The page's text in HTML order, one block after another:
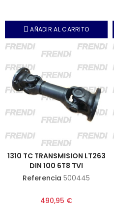
AÑADIR AL CARRITO
1310 TC TRANSMISION LT263
DIN 100 6T8 TVI
Referencia 500445
490,95 €